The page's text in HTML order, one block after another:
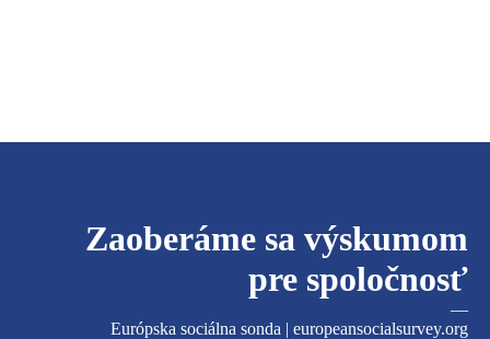
Zaoberáme sa výskumom
pre spoločnosť
—
Európska sociálna sonda | europeansocialsurvey.org